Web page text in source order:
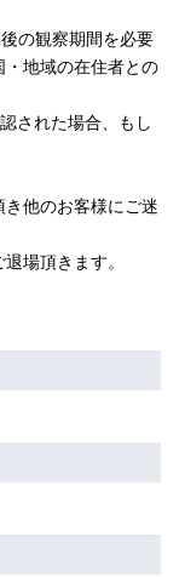
の観察期間を必要
・地域の在住者との
された場合、もし
き他のお客様にご迷
場頂きます。